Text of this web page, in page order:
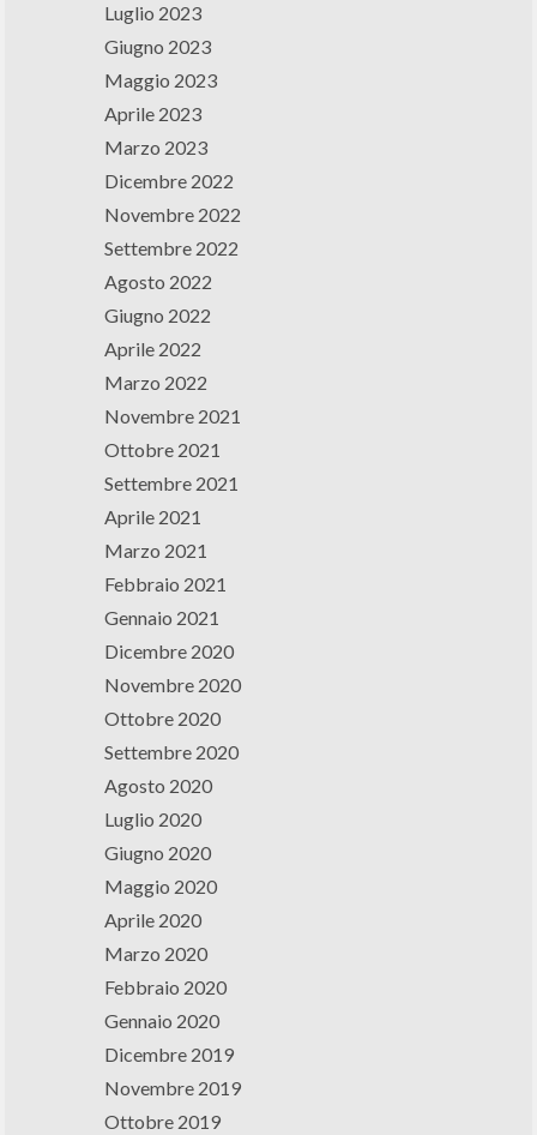
Luglio 2023
Giugno 2023
Maggio 2023
Aprile 2023
Marzo 2023
Dicembre 2022
Novembre 2022
Settembre 2022
Agosto 2022
Giugno 2022
Aprile 2022
Marzo 2022
Novembre 2021
Ottobre 2021
Settembre 2021
Aprile 2021
Marzo 2021
Febbraio 2021
Gennaio 2021
Dicembre 2020
Novembre 2020
Ottobre 2020
Settembre 2020
Agosto 2020
Luglio 2020
Giugno 2020
Maggio 2020
Aprile 2020
Marzo 2020
Febbraio 2020
Gennaio 2020
Dicembre 2019
Novembre 2019
Ottobre 2019